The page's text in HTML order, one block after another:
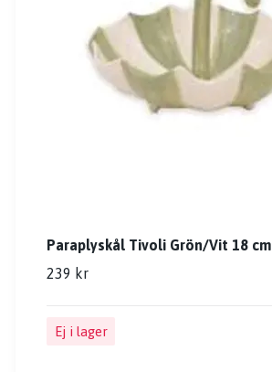
Paraplyskål Tivoli Grön/Vit 18 cm
239 kr
Ej i lager